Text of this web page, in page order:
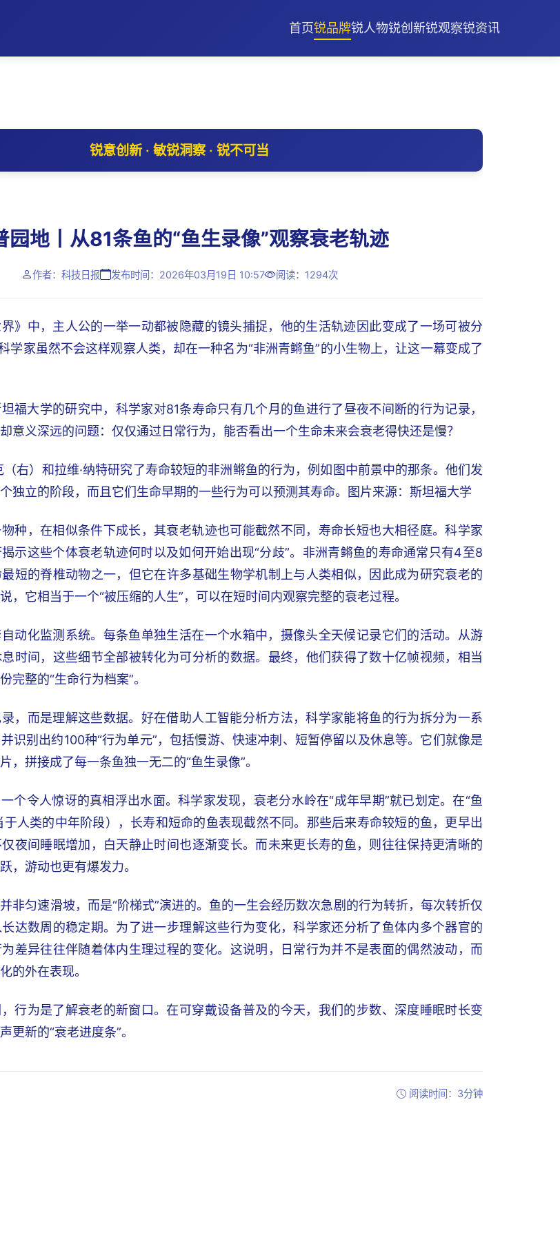
首页锐品牌锐人物锐创新锐观察锐资讯
锐意创新 · 敏锐洞察 · 锐不可当
园地丨从81条鱼的“鱼生录像”观察衰老轨迹
作者：科技日报 发布时间：2026年03月19日 10:57 阅读：1294次
》中，主人公的一举一动都被隐藏的镜头捕捉，他的生活轨迹因此变成了一场可被分
学家虽然不会这样观察人类，却在一种名为“非洲青鳉鱼”的小生物上，让这一幕变成了
福大学的研究中，科学家对81条寿命只有几个月的鱼进行了昼夜不间断的行为记录，
意义深远的问题：仅仅通过日常行为，能否看出一个生命未来会衰老得快还是慢？
（右）和拉维·纳特研究了寿命较短的非洲鳉鱼的行为，例如图中前景中的那条。他们发
独立的阶段，而且它们生命早期的一些行为可以预测其寿命。图片来源：斯坦福大学
种，在相似条件下成长，其衰老轨迹也可能截然不同，寿命长短也大相径庭。科学家
示这些个体衰老轨迹何时以及如何开始出现“分歧”。非洲青鳉鱼的寿命通常只有4至8
短的脊椎动物之一，但它在许多基础生物学机制上与人类相似，因此成为研究衰老的
，它相当于一个“被压缩的人生”，可以在短时间内观察完整的衰老过程。
动化监测系统。每条鱼单独生活在一个水箱中，摄像头全天候记录它们的活动。从游
时间，这些细节全部被转化为可分析的数据。最终，他们获得了数十亿帧视频，相当
完整的“生命行为档案”。
，而是理解这些数据。好在借助人工智能分析方法，科学家能将鱼的行为拆分为一系
识别出约100种“行为单元”，包括慢游、快速冲刺、短暂停留以及休息等。它们就像是
，拼接成了每一条鱼独一无二的“鱼生录像”。
个令人惊讶的真相浮出水面。科学家发现，衰老分水岭在“成年早期”就已划定。在“鱼
于人类的中年阶段），长寿和短命的鱼表现截然不同。那些后来寿命较短的鱼，更早出
夜间睡眠增加，白天静止时间也逐渐变长。而未来更长寿的鱼，则往往保持更清晰的
，游动也更有爆发力。
非匀速滑坡，而是“阶梯式”演进的。鱼的一生会经历数次急剧的行为转折，每次转折仅
达数周的稳定期。为了进一步理解这些行为变化，科学家还分析了鱼体内多个器官的
差异往往伴随着体内生理过程的变化。这说明，日常行为并不是表面的偶然波动，而
的外在表现。
行为是了解衰老的新窗口。在可穿戴设备普及的今天，我们的步数、深度睡眠时长变
更新的“衰老进度条”。
阅读时间：3分钟